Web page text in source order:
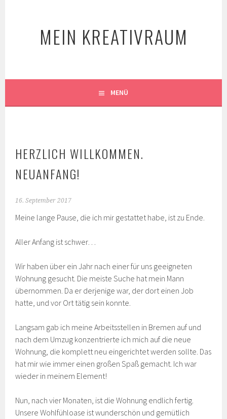
MEIN KREATIVRAUM
MENÜ
HERZLICH WILLKOMMEN.
NEUANFANG!
16. September 2017
Meine lange Pause, die ich mir gestattet habe, ist zu Ende.
Aller Anfang ist schwer…
Wir haben über ein Jahr nach einer für uns geeigneten
Wohnung gesucht. Die meiste Suche hat mein Mann
übernommen. Da er derjenige war, der dort einen Job
hatte, und vor Ort tätig sein konnte.
Langsam gab ich meine Arbeitsstellen in Bremen auf und
nach dem Umzug konzentrierte ich mich auf die neue
Wohnung, die komplett neu eingerichtet werden sollte. Das
hat mir wie immer einen großen Spaß gemacht. Ich war
wieder in meinem Element!
Nun, nach vier Monaten, ist die Wohnung endlich fertig.
Unsere Wohlfühloase ist wunderschön und gemütlich